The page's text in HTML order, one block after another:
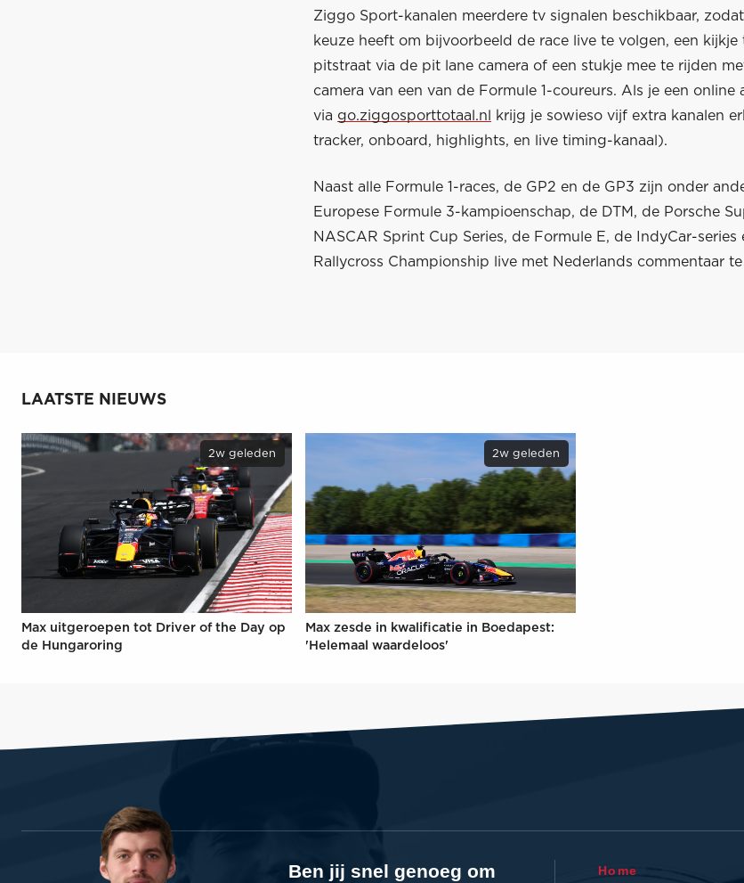
Ziggo Sport-kanalen meerdere tv signalen beschikbaar,
keuze heeft om bijvoorbeeld de race live te volgen, een kijkje
pitstraat via de pit lane camera of een stukje mee te rijden
camera van een van de Formule 1-coureurs. Als je een
via go.ziggosporttotaal.nl
krijg je sowieso vijf extra kanalen
tracker, onboard, highlights, en live timing-kanaal).
Naast alle Formule 1-races, de GP2 en de GP3 zijn onder
Europese Formule 3-kampioenschap, de DTM, de Porsche
NASCAR Sprint Cup Series, de Formule E, de IndyCar-series
Rallycross Championship live met Nederlands commentaar
LAATSTE NIEUWS
2w geleden
Max uitgeroepen tot Driver of the Day op
de Hungaroring
2w geleden
Max zesde in kwalificatie in Boedapest:
'Helemaal waardeloos'
Ben jij snel genoeg om Home